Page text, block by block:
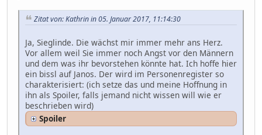
Zitat von: Kathrin in 05. Januar 2017, 11:14:30
Ja, Sieglinde. Die wächst mir immer mehr ans Herz.
Vor allem weil Sie immer noch Angst vor den Männern
und dem was ihr bevorstehen könnte hat. Ich hoffe hier
ein bissl auf Janos. Der wird im Personenregister so
charakterisiert: (ich setze das und meine Hoffnung in
ihn als Spoiler, falls jemand nicht wissen will wie er
beschrieben wird)
Spoiler